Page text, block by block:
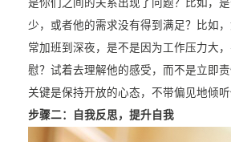
是你们之间的关系出现了问题？比如，
少，或者他的需求没有得到满足？比如
常加班到深夜，是不是因为工作压力大
慰？试着去理解他的感受，而不是立即
关键是保持开放的心态，不带偏见地倾听
步骤二：
自我反思，提升自我